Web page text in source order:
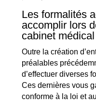
Les formalités
accomplir lors
cabinet médical
Outre la création
préalables
d’effectuer diverses
Ces dernières vous
conforme à la loi et